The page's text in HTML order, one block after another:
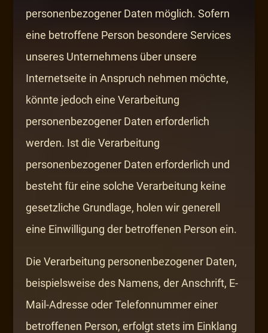
personenbezogener Daten möglich. Sofern
eine betroffene Person besondere Services
unseres Unternehmens über unsere
Internetseite in Anspruch nehmen möchte,
könnte jedoch eine Verarbeitung
personenbezogener Daten erforderlich
werden. Ist die Verarbeitung
personenbezogener Daten erforderlich und
besteht für eine solche Verarbeitung keine
gesetzliche Grundlage, holen wir generell
eine Einwilligung der betroffenen Person ein.
Die Verarbeitung personenbezogener Daten,
beispielsweise des Namens, der Anschrift, E-
Mail-Adresse oder Telefonnummer einer
betroffenen Person, erfolgt stets im Einklang